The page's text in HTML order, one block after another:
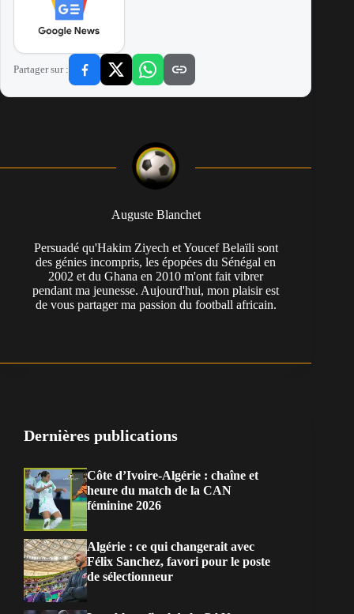
Partager sur :
Auguste Blanchet
Persuadé qu'Hakim Ziyech et Youcef Belaïli sont
des génies incompris, les épopées du Sénégal en
2002 et du Ghana en 2010 m'ont fait vibrer
pendant ma jeunesse. Aujourd'hui, mon plaisir est
de vous partager ma passion du football africain.
Dernières publications
Côte d’Ivoire-Algérie : chaîne et
heure du match de la CAN
féminine 2026
Algérie : ce qui changerait avec
Félix Sanchez, favori pour le poste
de sélectionneur